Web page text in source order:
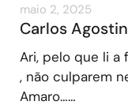
maio 2, 2025
Carlos
Ari, pelo que li a
, não culparem
Amaro……